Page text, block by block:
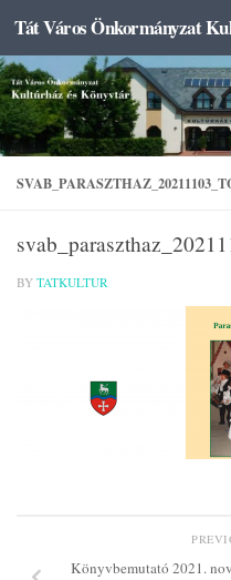
Skip to content
BY TATKULTUR
Könyvbemutató 2021.